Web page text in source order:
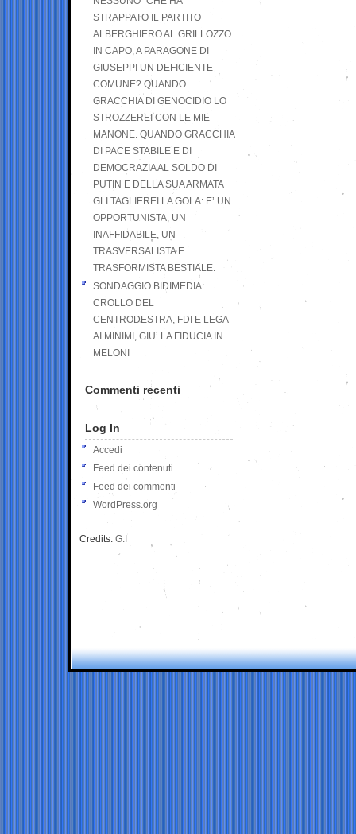
STRAPPATO IL PARTITO
ALBERGHIERO AL GRILLOZZO
IN CAPO, A PARAGONE DI
GIUSEPPI UN DEFICIENTE
COMUNE? QUANDO
GRACCHIA DI GENOCIDIO LO
STROZZEREI CON LE MIE
MANONE. QUANDO GRACCHIA
DI PACE STABILE E DI
DEMOCRAZIA AL SOLDO DI
PUTIN E DELLA SUA ARMATA
GLI TAGLIEREI LA GOLA: E’ UN
OPPORTUNISTA, UN
INAFFIDABILE, UN
TRASVERSALISTA E
TRASFORMISTA BESTIALE.
SONDAGGIO BIDIMEDIA:
CROLLO DEL
CENTRODESTRA, FDI E LEGA
AI MINIMI, GIU’ LA FIDUCIA IN
MELONI
Commenti recenti
Log In
Accedi
Feed dei contenuti
Feed dei commenti
WordPress.org
Credits: G.I